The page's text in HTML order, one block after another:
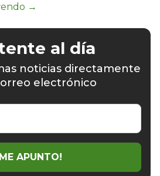
al día
noticias directamente
electrónico
APUNTO!